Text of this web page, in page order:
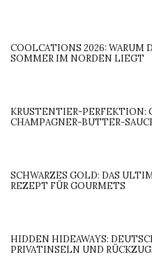
COOLCATIONS 2026: WARUM
SOMMER IM NORDEN LIEGT
KRUSTENTIER-PERFEKTION:
CHAMPAGNER-BUTTER-
SCHWARZES GOLD: DAS
REZEPT FÜR GOURMETS
HIDDEN HIDEAWAYS:
PRIVATINSELN UND